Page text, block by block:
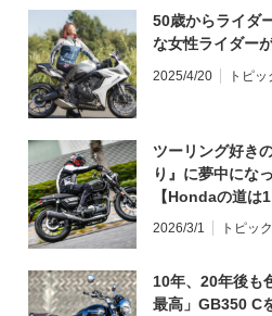
50歳からライダ
な女性ライダー
2025/4/20 トピッ
ツーリング好き
り』に夢中にな
【Hondaの道は
インプレ・レビ
2026/3/1 トピッ
10年、20年後も
最高」GB350 C